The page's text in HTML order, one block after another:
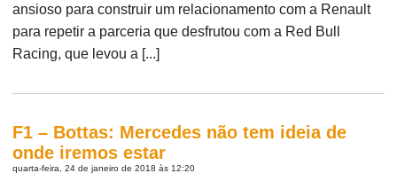
ansioso para construir um relacionamento com a Renault
para repetir a parceria que desfrutou com a Red Bull
Racing, que levou a [...]
F1 – Bottas: Mercedes não tem ideia de
onde iremos estar
quarta-feira, 24 de janeiro de 2018 às 12:20